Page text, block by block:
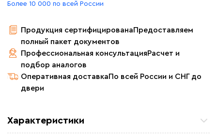
Более 10 000 по всей России
Продукция сертифицированаПредоставляем
полный пакет документов
Профессиональная консультацияРасчет и
подбор аналогов
Оперативная доставкаПо всей России и СНГ до
двери
Характеристики